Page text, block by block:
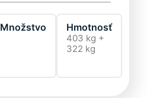
Množstvo Hmotnosť
403 kg +
322 kg